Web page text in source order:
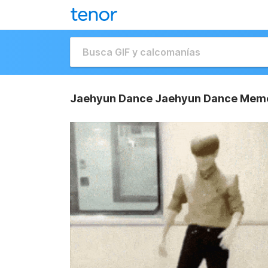
Jaehyun Dance Jaehyun Dance